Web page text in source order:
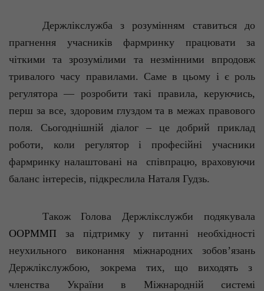
Держлікслужба з розумінням ставиться до
прагнення учасників фармринку працювати за
чіткими та зрозумілими та незмінними впродовж
тривалого часу правилами. Саме в цьому і є роль
регулятора — розробити такі правила, керуючись,
перш за все, здоровим глуздом та в межах правового
поля. Сьогоднішній діалог – це добрий приклад
роботи, коли регулятор і професійні учасники
фармринку налаштовані на
співпрацю, враховуючи
баланс інтересів, підкреслила Наталя Гудзь.
Також Голова Держлікслужби подякувала
ООРММП за підтримку у питанні необхідності
неухильного виконання міжнародних зобов’язань
Держлікслужбою, зокрема тих, що виходять з
членства України в Міжнародній системі